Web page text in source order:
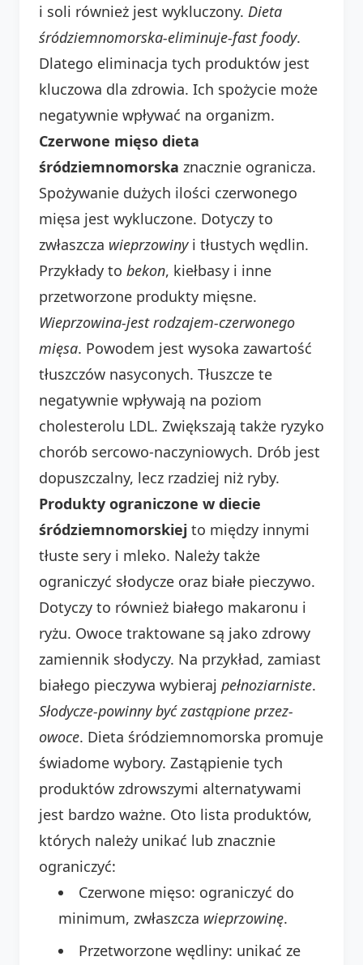
i soli również jest wykluczony. Dieta
śródziemnomorska-eliminuje-fast foody.
Dlatego eliminacja tych produktów jest
kluczowa dla zdrowia. Ich spożycie może
negatywnie wpływać na organizm.
Czerwone mięso dieta
śródziemnomorska znacznie ogranicza.
Spożywanie dużych ilości czerwonego
mięsa jest wykluczone. Dotyczy to
zwłaszcza wieprzowinyi tłustych wędlin.
Przykłady to bekon, kiełbasy i inne
przetworzone produkty mięsne.
Wieprzowina-jest rodzajem-czerwonego
mięsa. Powodem jest wysoka zawartość
tłuszczów nasyconych. Tłuszcze te
negatywnie wpływają na poziom
cholesterolu LDL. Zwiększają także ryzyko
chorób sercowo-naczyniowych. Drób jest
dopuszczalny, lecz rzadziej niż ryby.
Produkty ograniczone w diecie
śródziemnomorskiej to między innymi
tłuste sery i mleko. Należy także
ograniczyć słodycze oraz białe pieczywo.
Dotyczy to również białego makaronu i
ryżu. Owoce traktowane są jako zdrowy
zamiennik słodyczy. Na przykład, zamiast
białego pieczywa wybieraj pełnoziarniste.
Słodycze-powinny być zastąpione przez-
owoce. Dieta śródziemnomorska promuje
świadome wybory. Zastąpienie tych
produktów zdrowszymi alternatywami
jest bardzo ważne. Oto lista produktów,
których należy unikać lub znacznie
ograniczyć:
Czerwone mięso: ograniczyć do
minimum, zwłaszcza wieprzowinę.
Przetworzone wędliny: unikać ze